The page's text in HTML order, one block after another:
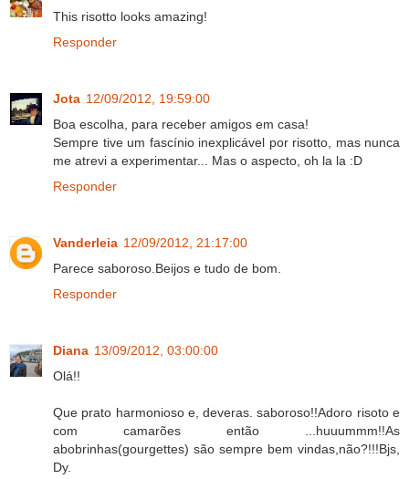
This risotto looks amazing!
Responder
Jota 12/09/2012, 19:59:00
Boa escolha, para receber amigos em casa!
Sempre tive um fascínio inexplicável por risotto, mas nunca
me atrevi a experimentar... Mas o aspecto, oh la la :D
Responder
Vanderleia 12/09/2012, 21:17:00
Parece saboroso.Beijos e tudo de bom.
Responder
Diana 13/09/2012, 03:00:00
Olá!!
Que prato harmonioso e, deveras. saboroso!!Adoro risoto e
com camarões então ...huuummm!!As
abobrinhas(gourgettes) são sempre bem vindas,não?!!!Bjs,
Dy.